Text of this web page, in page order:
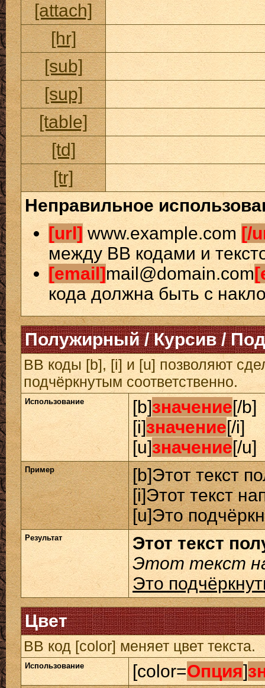
[attach]
[hr]
[sub]
[sup]
[table]
[td]
[tr]
Неправильное
[url] www.example.com [/
между BB кодами и
[email] mail@domain.com
кода должна быть с
Полужирный / Курсив /
BB коды [b], [i] и [u] позволяют
подчёркнутым соответственно.
Использование [b]значение[/b]
[i]значение[/i]
[u]значение[/u]
Пример
[b]Этот текст
[i]Этот текст
[u]Это
Результат
Этот текст
Этот текст
Это
Цвет
BB код [color] меняет цвет текста.
Использование [color=Опция]